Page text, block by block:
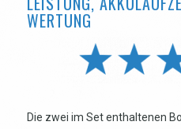
WERTUNG
Die zwei im Set enthaltenen